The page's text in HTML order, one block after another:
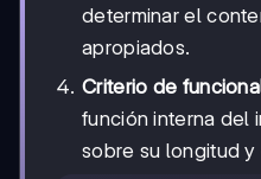
determinar el
apropiados.
Criterio de
función interna del
sobre su longitud y